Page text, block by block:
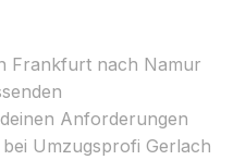
Frankfurt nach Namur
Anforderungen
Umzugsprofi Gerlach